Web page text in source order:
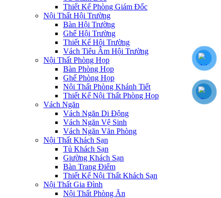
Thiết Kế Phòng Giám Đốc
Nội Thất Hội Trường
Bàn Hội Trường
Ghế Hội Trường
Thiết Kế Hội Trường
Vách Tiêu Âm Hội Trường
Nội Thất Phòng Họp
Bàn Phòng Họp
Ghế Phòng Họp
Nội Thất Phòng Khánh Tiết
Thiết Kế Nội Thất Phòng Họp
Vách Ngăn
Vách Ngăn Di Động
Vách Ngăn Vệ Sinh
Vách Ngăn Văn Phòng
Nội Thất Khách Sạn
Tủ Khách Sạn
Giường Khách Sạn
Bàn Trang Điểm
Thiết Kế Nội Thất Khách Sạn
Nội Thất Gia Đình
Nội Thất Phòng Ăn